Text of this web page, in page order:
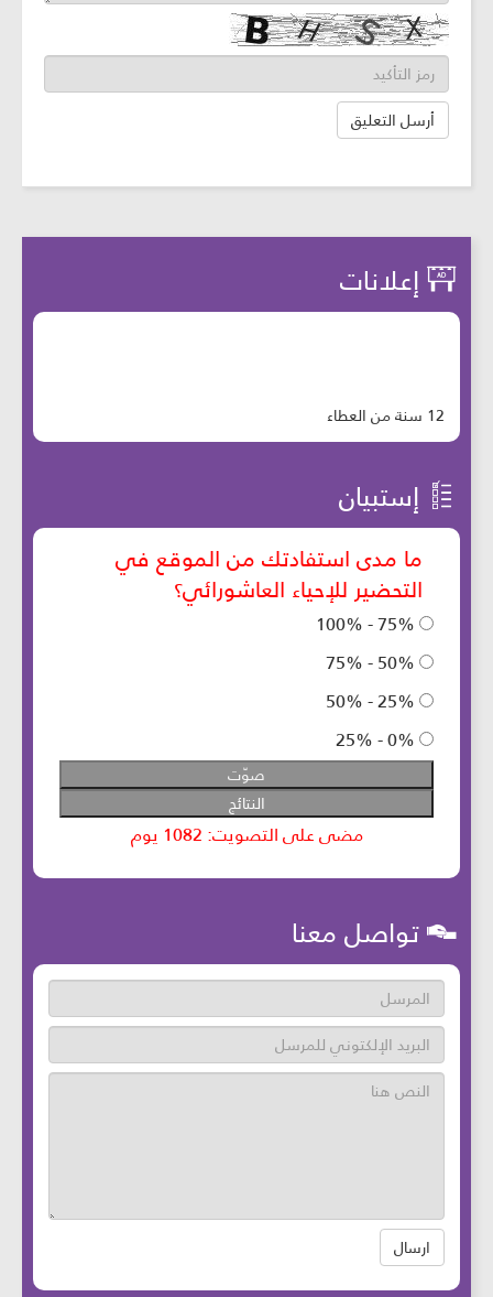
إعلانات
12 سنة من العطاء
إستبيان
تواصل معنا
ارسال